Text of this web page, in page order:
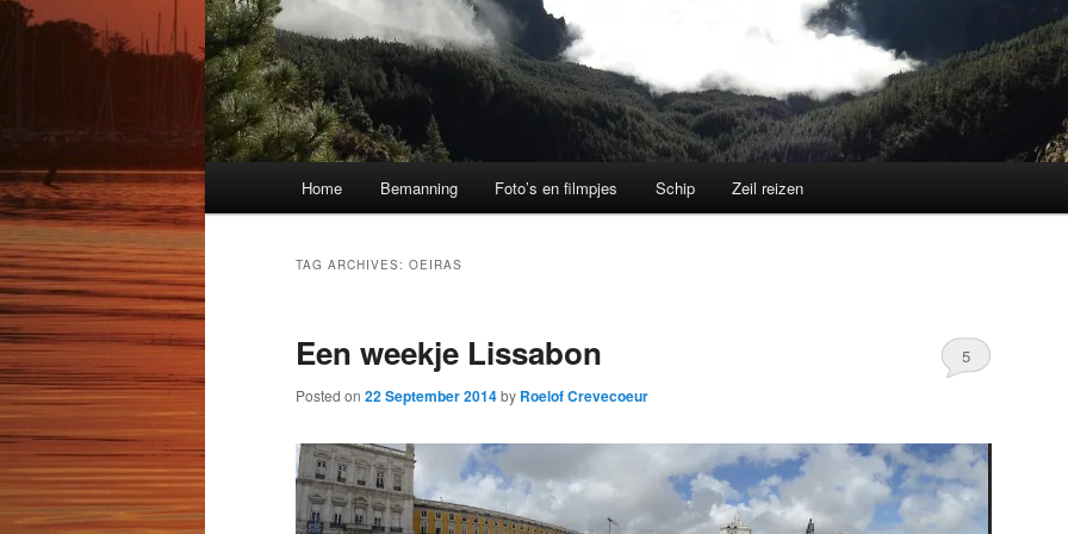
Home Bemanning Foto’s en filmpjes Schip Zeil reizen
TAG ARCHIVES: OEIRAS
Een weekje Lissabon
Posted on 22 September 2014by Roelof Crevecoeur
5